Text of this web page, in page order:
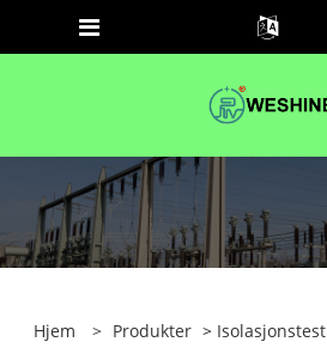
Hjem > Produkter > Isolasjonstest